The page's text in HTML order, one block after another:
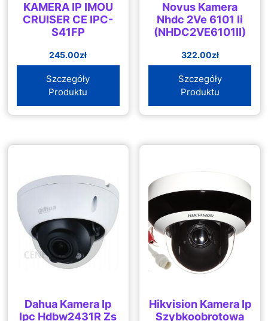
KAMERA IP IMOU
CRUISER CE IPC-
S41FP
245.00zł
Szczegóły
Produktu
Novus Kamera
Nhdc 2Ve 6101 Ii
(NHDC2VE6101II)
322.00zł
Szczegóły
Produktu
Dahua Kamera Ip
Ipc Hdbw2431R Zs
Hikvision Kamera Ip
Szybkoobrotowa